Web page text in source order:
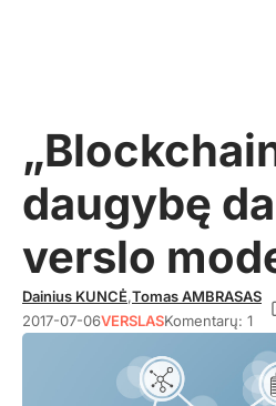
daugybę
verslo
Dainius KUNCĖ,Tomas AMBRASAS
2017-07-06VERSLASKomentarų: 1